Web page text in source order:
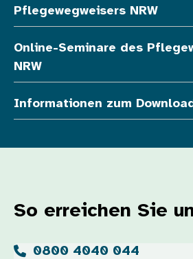
Pflegewegweisers NRW
Online-Seminare des
NRW
Informationen zum
So erreichen Sie
0800 4040 044